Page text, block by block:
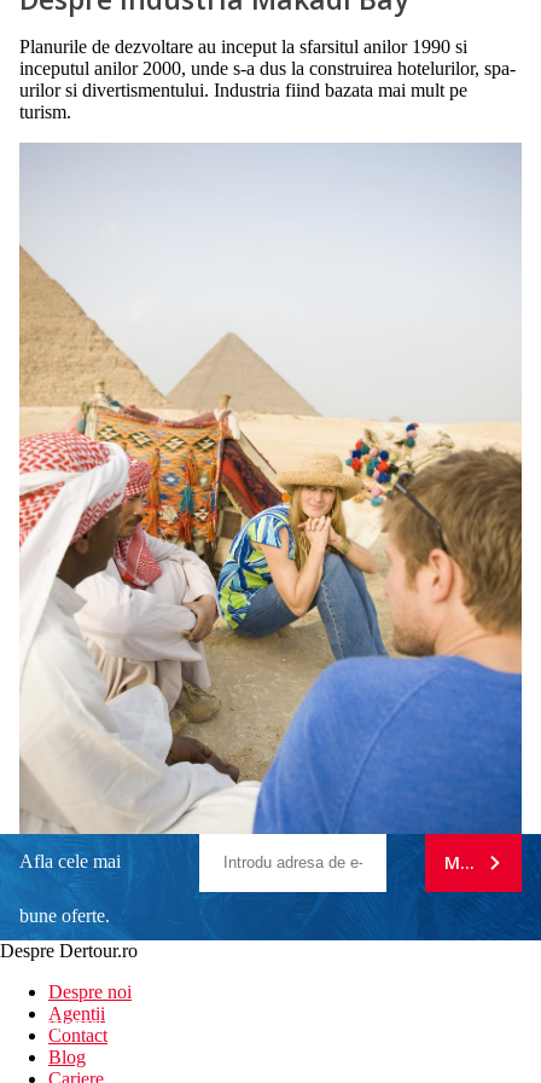
Planurile de dezvoltare au inceput la sfarsitul anilor 1990 si
inceputul anilor 2000, unde s-a dus la construirea hotelurilor, spa-
urilor si divertismentului. Industria fiind bazata mai mult pe
turism.
Afla cele mai
bune oferte.
newsletter!
MA
Despre Dertour.ro
Despre noi
Agentii
Contact
Blog
Cariere